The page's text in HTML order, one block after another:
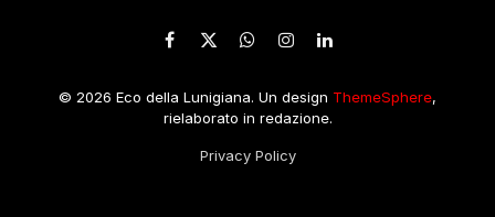
Facebook
X
WhatsApp
Instagram
LinkedIn
© 2026 Eco della Lunigiana. Un design ThemeSphere,
rielaborato in redazione.
Privacy Policy